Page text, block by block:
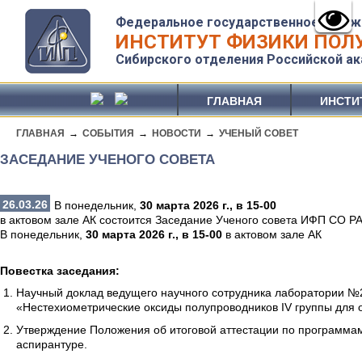
Федеральное государственное
ИНСТИТУТ ФИЗИКИ
Сибирского отделения Российской
ГЛАВНАЯ
ГЛАВНАЯ → СОБЫТИЯ → НОВОСТИ → УЧЕНЫЙ СОВЕТ
ЗАСЕДАНИЕ УЧЕНОГО СОВЕТА
26.03.26 В понедельник, 30 марта 2026 г., в 15-00
в актовом зале АК состоится Заседание Ученого совета ИФП СО
В понедельник, 30 марта 2026 г., в 15-00 в актовом зале АК
Повестка заседания:
Научный доклад ведущего научного сотрудника
«Нестехиометрические оксиды полупроводников IV группы для
Утверждение Положения об итоговой аттестации по
аспирантуре.